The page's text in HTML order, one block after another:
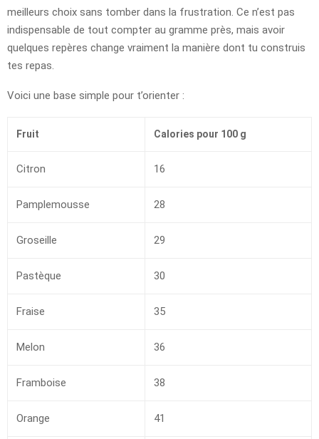
meilleurs choix sans tomber dans la frustration. Ce n’est pas
indispensable de tout compter au gramme près, mais avoir
quelques repères change vraiment la manière dont tu construis
tes repas.
Voici une base simple pour t’orienter :
Fruit Calories pour 100 g
Citron 16
Pamplemousse 28
Groseille 29
Pastèque 30
Fraise 35
Melon 36
Framboise 38
Orange 41